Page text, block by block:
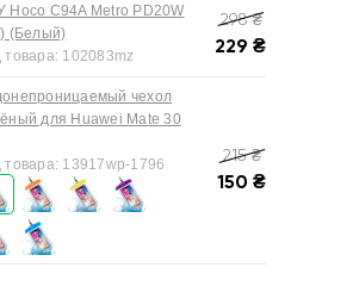
Hoco C94A Metro PD20W
(Белый)
товара: 102083mz
298₴
229 ₴
чехол
для Huawei Mate 30
товара: 13917wp-1796 215₴
150 ₴